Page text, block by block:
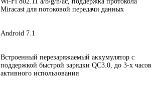
Miracast для потоковой передачи данных
Android 7.1
Встроенный перезаряжаемый аккумулятор с
поддержкой быстрой зарядки QC3.0, до 3-х часов
активного использования